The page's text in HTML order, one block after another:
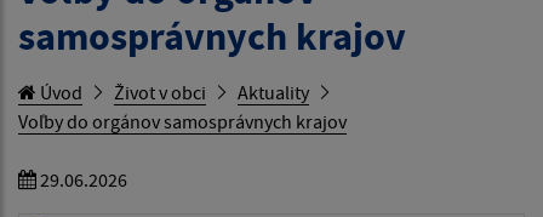
samosprávnych krajov
Úvod Život v obci
Aktuality
Voľby do orgánov samosprávnych krajov
29.06.2026